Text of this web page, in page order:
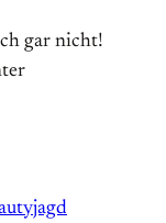
gar nicht!